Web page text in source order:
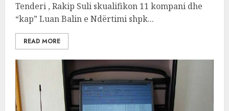
Tenderi , Rakip Suli skualifikon 11 kompani dhe
“kap” Luan Balin e Ndërtimi shpk...
READ MORE